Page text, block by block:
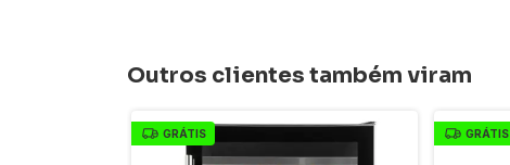
Outros clientes também viram
GRÁTIS GRÁTIS